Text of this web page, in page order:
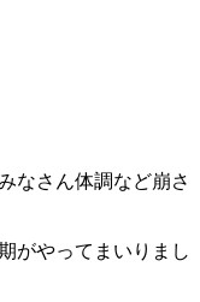
なさん体調など崩さ
がやってまいりまし